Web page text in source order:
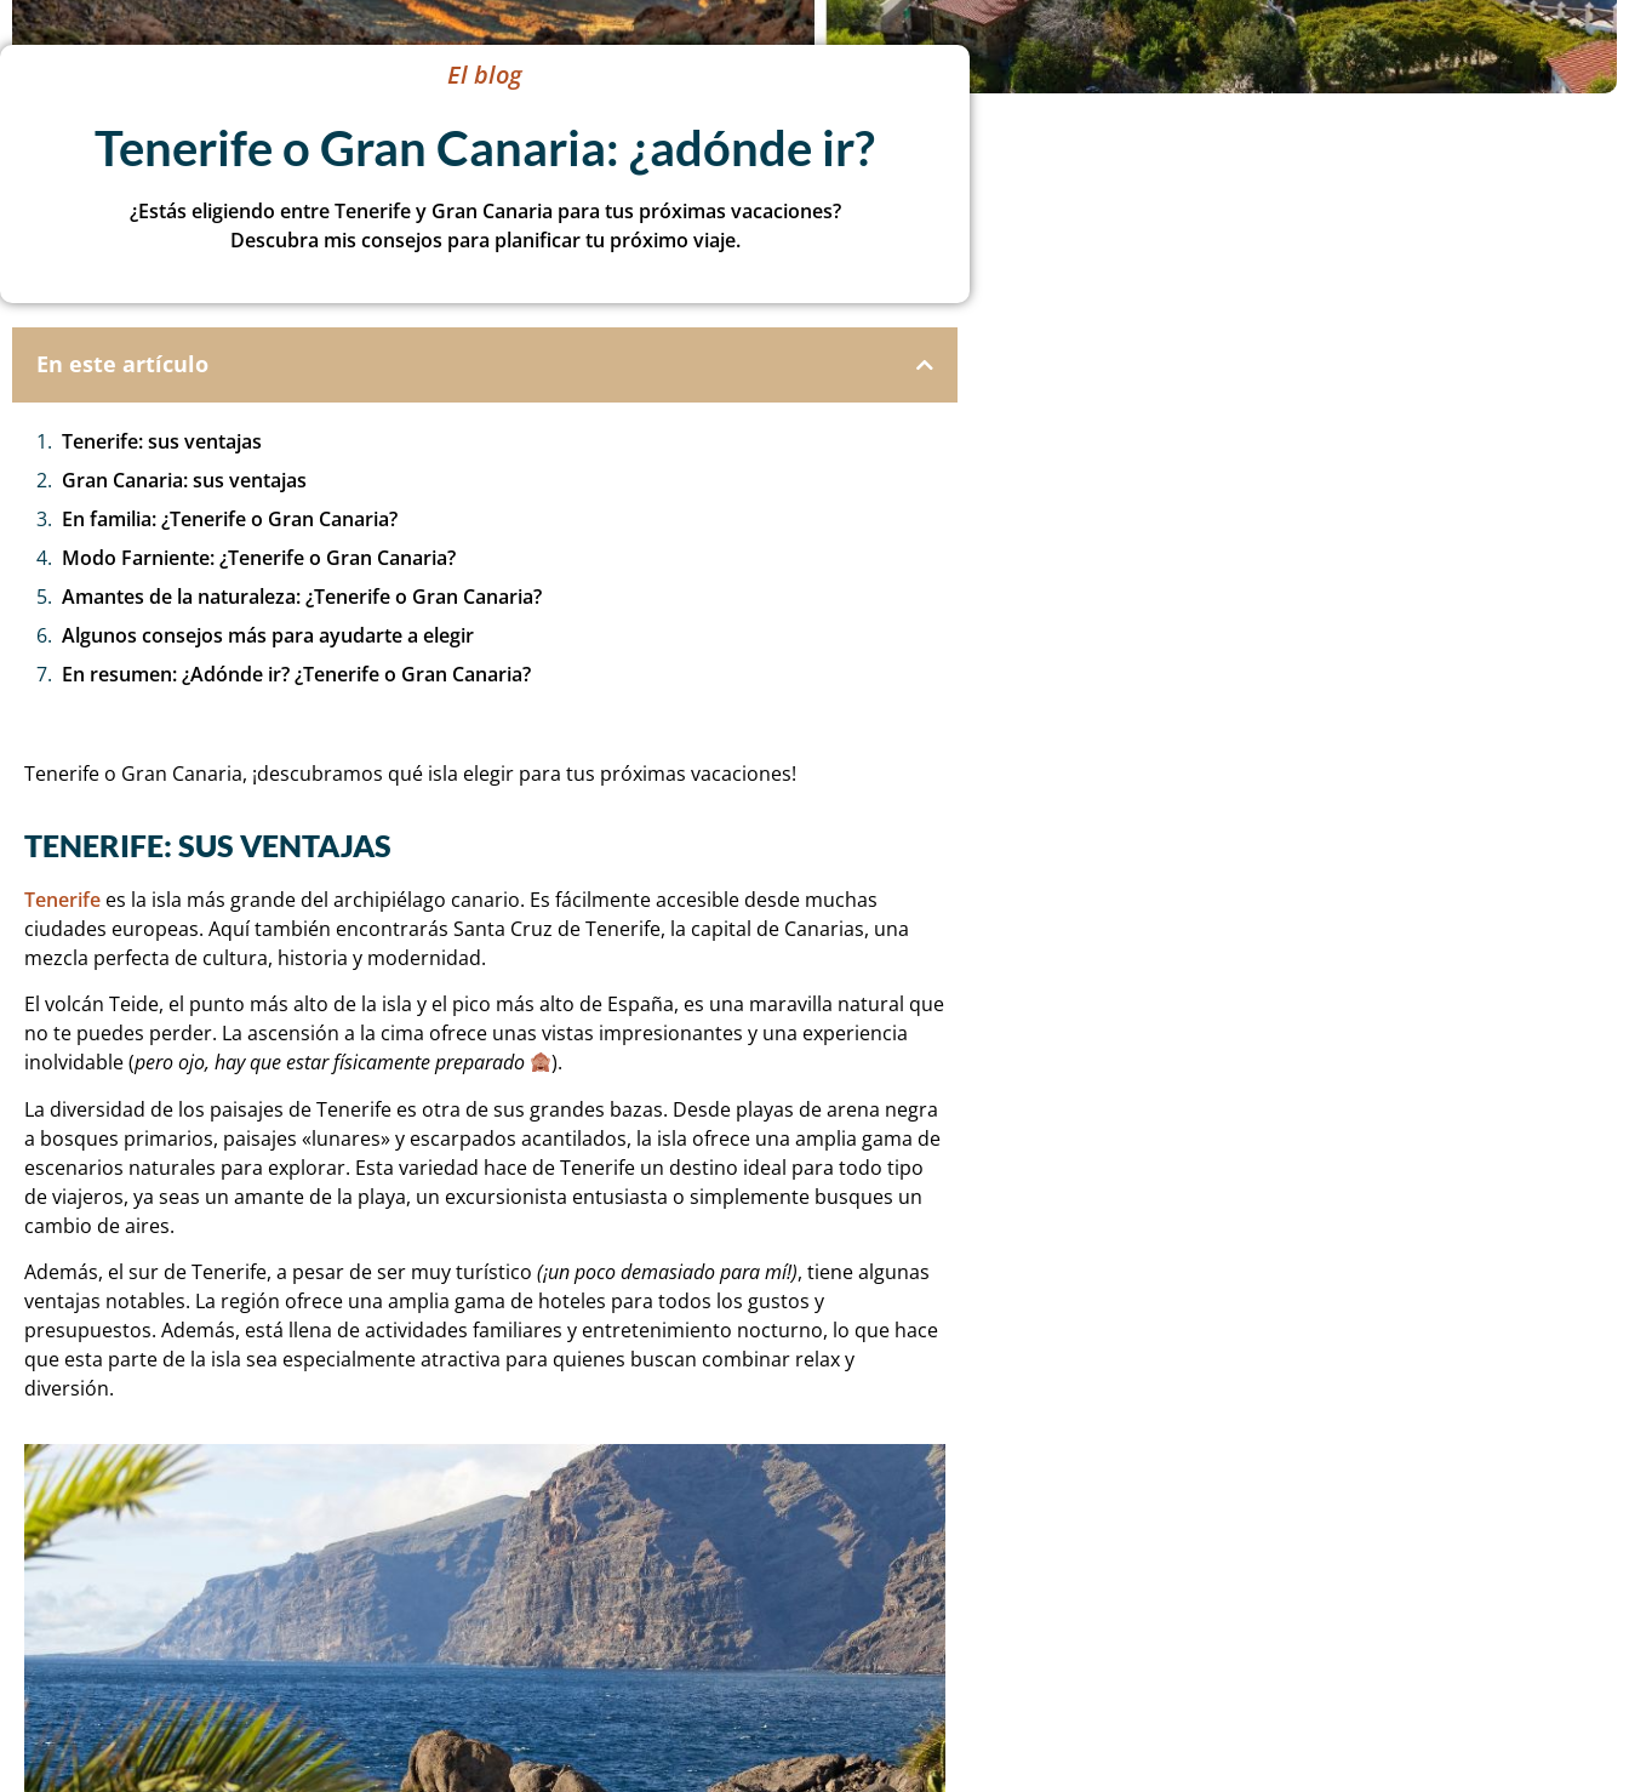
El blog
Tenerife o Gran Canaria: ¿adónde ir?
¿Estás eligiendo entre Tenerife y Gran Canaria para tus próximas vacaciones?
Descubra mis consejos para planificar tu próximo viaje.
En este artículo
Tenerife: sus ventajas
Gran Canaria: sus ventajas
En familia: ¿Tenerife o Gran Canaria?
Modo Farniente: ¿Tenerife o Gran Canaria?
Amantes de la naturaleza: ¿Tenerife o Gran Canaria?
Algunos consejos más para ayudarte a elegir
En resumen: ¿Adónde ir? ¿Tenerife o Gran Canaria?
Tenerife o Gran Canaria, ¡descubramos qué isla elegir para tus próximas vacaciones!
TENERIFE: SUS VENTAJAS
Tenerife es la isla más grande del archipiélago canario. Es fácilmente accesible desde muchas
ciudades europeas. Aquí también encontrarás Santa Cruz de Tenerife, la capital de Canarias, una
mezcla perfecta de cultura, historia y modernidad.
El volcán Teide, el punto más alto de la isla y el pico más alto de España, es una maravilla natural que
no te puedes perder. La ascensión a la cima ofrece unas vistas impresionantes y una experiencia
inolvidable (pero ojo, hay que estar físicamente preparado
).
La diversidad de los paisajes de Tenerife es otra de sus grandes bazas. Desde playas de arena negra
a bosques primarios, paisajes «lunares» y escarpados acantilados, la isla ofrece una amplia gama de
escenarios naturales para explorar. Esta variedad hace de Tenerife un destino ideal para todo tipo
de viajeros, ya seas un amante de la playa, un excursionista entusiasta o simplemente busques un
cambio de aires.
Además, el sur de Tenerife, a pesar de ser muy turístico (¡un poco demasiado para mí!), tiene algunas
ventajas notables. La región ofrece una amplia gama de hoteles para todos los gustos y
presupuestos. Además, está llena de actividades familiares y entretenimiento nocturno, lo que hace
que esta parte de la isla sea especialmente atractiva para quienes buscan combinar relax y
diversión.